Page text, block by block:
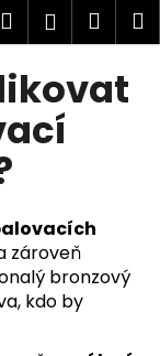
Hledat
zároveň
bronzový
kdo by